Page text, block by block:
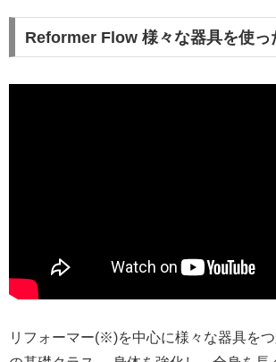
Reformer Flow 様々な器具を使っ
リフォーマー(※)を中心に様々な器具を